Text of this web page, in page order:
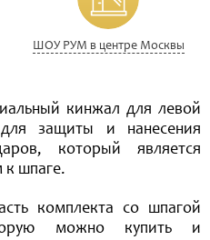
ШОУ РУМ в центре Москвы
кинжал для левой
защиты и нанесения
который является
шпаге.
комплекта со шпагой
можно купить и